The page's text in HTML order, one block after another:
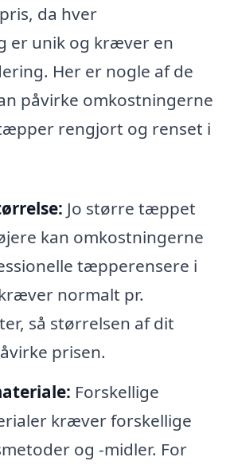
da hver
er unik og kræver en
Her er nogle af de
påvirke omkostningerne
rengjort og renset i
Jo større tæppet
kan omkostningerne
tæpperensere i
normalt pr.
så størrelsen af dit
prisen.
Forskellige
kræver forskellige
og -midler. For